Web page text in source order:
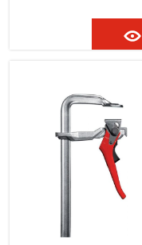
und Stahlbau Angaben
Co. KG,
40, 74321 Bietigheim-
Bissingen, DE, tool-
info@bessey.de